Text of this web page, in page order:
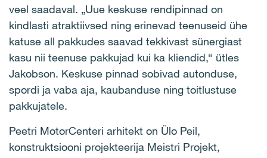
veel saadaval. „Uue keskuse rendipinnad on
kindlasti atraktiivsed ning erinevad teenuseid ühe
katuse all pakkudes saavad tekkivast sünergiast
kasu nii teenuse pakkujad kui ka kliendid,“ ütles
Jakobson. Keskuse pinnad sobivad autonduse,
spordi ja vaba aja, kaubanduse ning toitlustuse
pakkujatele.
Peetri MotorCenteri arhitekt on Ülo Peil,
konstruktsiooni projekteerija Meistri Projekt,